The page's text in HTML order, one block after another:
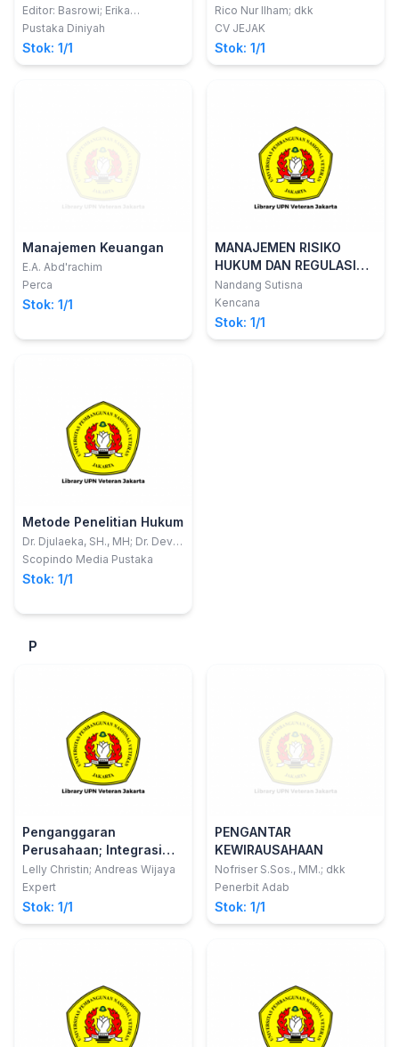
Editor: Basrowi; Erika
Anggraeni
Pustaka Diniyah
Stok: 1/1
legal investment)
Rico Nur Ilham; dkk
CV JEJAK
Stok: 1/1
Manajemen Keuangan
E.A. Abd'rachim
Perca
Stok: 1/1
MANAJEMEN RISIKO
HUKUM DAN REGULASI
PENGADAAN
BARANG/JASA Studi
Pemerintah, BUMN, dan
BUMD
Nandang Sutisna
Kencana
Stok: 1/1
Metode Penelitian Hukum
Dr. Djulaeka, SH., MH; Dr. Devi
Rahayu, SH., M.Hum
Scopindo Media Pustaka
Stok: 1/1
P
Penganggaran
Perusahaan; Integrasi
Teori dan Praktek
Lelly Christin; Andreas Wijaya
Expert
Stok: 1/1
PENGANTAR
KEWIRAUSAHAAN
Nofriser S.Sos., MM.; dkk
Penerbit Adab
Stok: 1/1